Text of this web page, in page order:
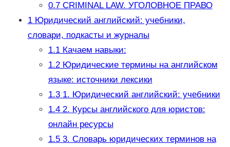
0.7CRIMINAL LAW. УГОЛОВНОЕ ПРАВО
1Юридический английский: учебники,
словари, подкасты и журналы
1.1Качаем навыки:
1.2Юридические термины на английском
языке: источники лексики
1.31. Юридический английский: учебники
1.42. Курсы английского для юристов:
онлайн ресурсы
1.53. Словарь юридических терминов на